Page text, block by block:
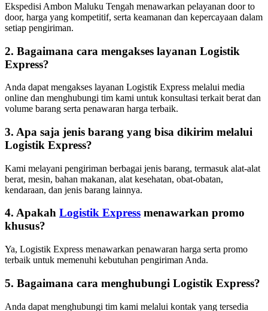
Ekspedisi Ambon Maluku Tengah menawarkan pelayanan door to
door, harga yang kompetitif, serta keamanan dan kepercayaan dalam
setiap pengiriman.
2. Bagaimana cara mengakses layanan Logistik
Express?
Anda dapat mengakses layanan Logistik Express melalui media
online dan menghubungi tim kami untuk konsultasi terkait berat dan
volume barang serta penawaran harga terbaik.
3. Apa saja jenis barang yang bisa dikirim melalui
Logistik Express?
Kami melayani pengiriman berbagai jenis barang, termasuk alat-alat
berat, mesin, bahan makanan, alat kesehatan, obat-obatan,
kendaraan, dan jenis barang lainnya.
4. Apakah Logistik Express menawarkan promo
khusus?
Ya, Logistik Express menawarkan penawaran harga serta promo
terbaik untuk memenuhi kebutuhan pengiriman Anda.
5. Bagaimana cara menghubungi Logistik Express?
Anda dapat menghubungi tim kami melalui kontak yang tersedia